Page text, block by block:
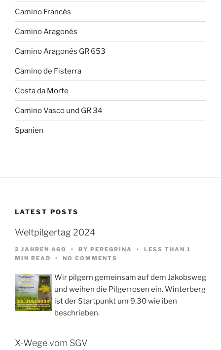
Camino Francés
Camino Aragonés
Camino Aragonés GR 653
Camino de Fisterra
Costa da Morte
Camino Vasco und GR 34
Spanien
LATEST POSTS
Weltpilgertag 2024
2 JAHREN AGO BY PEREGRINA
LESS THAN 1
MIN READ
NO COMMENTS
Wir pilgern gemeinsam auf dem Jakobsweg
und weihen die Pilgerrosen ein. Winterberg
ist der Startpunkt um 9.30 wie iben
beschrieben.
X-Wege vom SGV